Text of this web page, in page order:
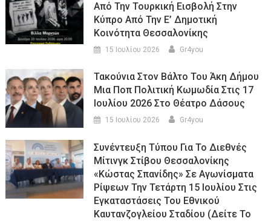
Από Την Τουρκική Εισβολή Στην
Κύπρο Από Την Ε’ Δημοτική
Κοινότητα Θεσσαλονίκης
15 Ιουλίου 2026 Gr4you
Τακούνια Στον Βάλτο Του Άκη Δήμου
Μια Ποπ Πολιτική Κωμωδία Στις 17
Ιουλίου 2026 Στο Θέατρο Δάσους
15 Ιουλίου 2026 Gr4you
Συνέντευξη Τύπου Για Το Διεθνές
Μίτινγκ Στίβου Θεσσαλονίκης
«Κώστας Σπανίδης» Σε Αγωνίσματα
Ρίψεων Την Τετάρτη 15 Ιουλίου Στις
Εγκαταστάσεις Του Εθνικού
Καυτανζογλείου Σταδίου (Δείτε Το